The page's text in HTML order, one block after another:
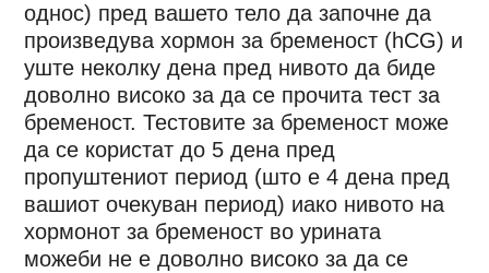
однос) пред вашето тело да започне да
произведува хормон за бременост (hCG) и
уште неколку дена пред нивото да биде
доволно високо за да се прочита тест за
бременост. Тестовите за бременост може
да се користат до 5 дена пред
пропуштениот период (што е 4 дена пред
вашиот очекуван период) иако нивото на
хормонот за бременост во урината
можеби не е доволно високо за да се